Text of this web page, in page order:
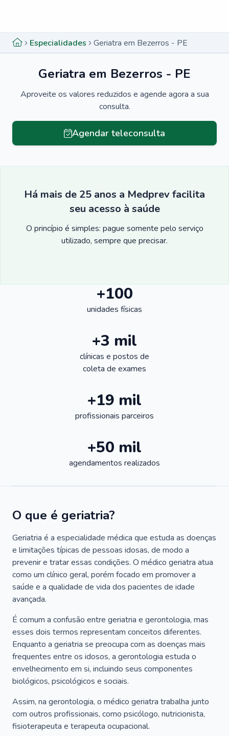
Especialidades Geriatra em Bezerros - PE
Geriatra em Bezerros - PE
Aproveite os valores reduzidos e agende agora a sua
consulta.
Agendar teleconsulta
Há mais de 25 anos a Medprev facilita
seu acesso à saúde
O princípio é simples: pague somente pelo serviço
utilizado, sempre que precisar.
+100
unidades físicas
+3 mil
clínicas e postos de
coleta de exames
+19 mil
profissionais parceiros
+50 mil
agendamentos realizados
O que é geriatria?
Geriatria é a especialidade médica que estuda as doenças
e limitações típicas de pessoas idosas, de modo a
prevenir e tratar essas condições. O médico geriatra atua
como um clínico geral, porém focado em promover a
saúde e a qualidade de vida dos pacientes de idade
avançada.
É comum a confusão entre geriatria e gerontologia, mas
esses dois termos representam conceitos diferentes.
Enquanto a geriatria se preocupa com as doenças mais
frequentes entre os idosos, a gerontologia estuda o
envelhecimento em si, incluindo seus componentes
biológicos, psicológicos e sociais.
Assim, na gerontologia, o médico geriatra trabalha junto
com outros profissionais, como psicólogo, nutricionista,
fisioterapeuta e terapeuta ocupacional.